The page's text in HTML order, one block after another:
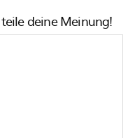
deine Meinung!